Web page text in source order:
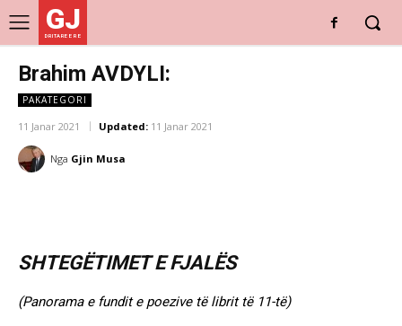
GJ
DRITARE E RE
Brahim AVDYLI:
PAKATEGORI
11 Janar 2021 Updated: 11 Janar 2021
Nga Gjin Musa
SHTEGËTIMET E FJALËS
(Panorama e fundit e poezive të librit të 11-të)